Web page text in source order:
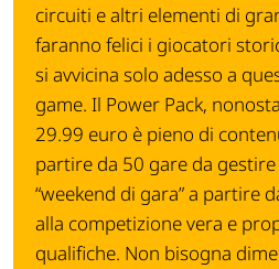
circuiti e altri elementi di
faranno felici i giocatori
si avvicina solo adesso a
game. Il Power Pack,
29.99 euro è pieno di
partire da 50 gare da
“weekend di gara” a partire
alla competizione vera e
qualifiche. Non bisogna